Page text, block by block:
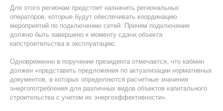
Для этого регионам предстоит назначить региональных
операторов, которые будут обеспечивать координацию
мероприятий по подключению сетей. Причем подключение
должно быть завершено к моменту сдачи объекта
капстроительства в эксплуатацию.
Одновременно в поручении президента отмечается, что кабмин
должен «представить предложения по актуализации нормативных
документов, в которых определяются расчетные значения
энергопотребления для различных видов объектов капитального
строительства с учетом их энергоэффективности».